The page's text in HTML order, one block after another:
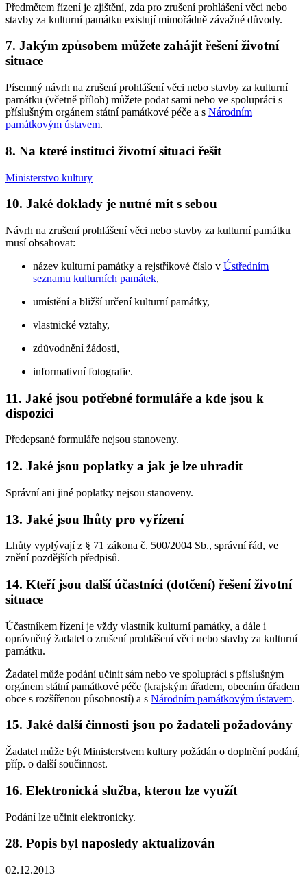
Předmětem řízení je zjištění, zda pro zrušení prohlášení věci nebo
stavby za kulturní památku existují mimořádně závažné důvody.
7. Jakým způsobem můžete zahájit řešení životní
situace
Písemný návrh na zrušení prohlášení věci nebo stavby za kulturní
památku (včetně příloh) můžete podat sami nebo ve spolupráci s
příslušným orgánem státní památkové péče a s Národním
památkovým ústavem.
8. Na které instituci životní situaci řešit
Ministerstvo kultury
10. Jaké doklady je nutné mít s sebou
Návrh na zrušení prohlášení věci nebo stavby za kulturní památku
musí obsahovat:
název kulturní památky a rejstříkové číslo v Ústředním
seznamu kulturních památek,
umístění a bližší určení kulturní památky,
vlastnické vztahy,
zdůvodnění žádosti,
informativní fotografie.
11. Jaké jsou potřebné formuláře a kde jsou k
dispozici
Předepsané formuláře nejsou stanoveny.
12. Jaké jsou poplatky a jak je lze uhradit
Správní ani jiné poplatky nejsou stanoveny.
13. Jaké jsou lhůty pro vyřízení
Lhůty vyplývají z § 71 zákona č. 500/2004 Sb., správní řád, ve
znění pozdějších předpisů.
14. Kteří jsou další účastníci (dotčení) řešení životní
situace
Účastníkem řízení je vždy vlastník kulturní památky, a dále i
oprávněný žadatel o zrušení prohlášení věci nebo stavby za kulturní
památku.
Žadatel může podání učinit sám nebo ve spolupráci s příslušným
orgánem státní památkové péče (krajským úřadem, obecním úřadem
obce s rozšířenou působností) a s Národním památkovým ústavem.
15. Jaké další činnosti jsou po žadateli požadovány
Žadatel může být Ministerstvem kultury požádán o doplnění podání,
příp. o další součinnost.
16. Elektronická služba, kterou lze využít
Podání lze učinit elektronicky.
28. Popis byl naposledy aktualizován
02.12.2013